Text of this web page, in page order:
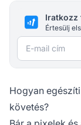
Iratkozz
Értesülj
E-mail cím
Hogyan
követés?